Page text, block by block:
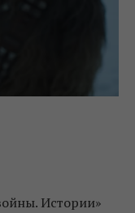
Истории»